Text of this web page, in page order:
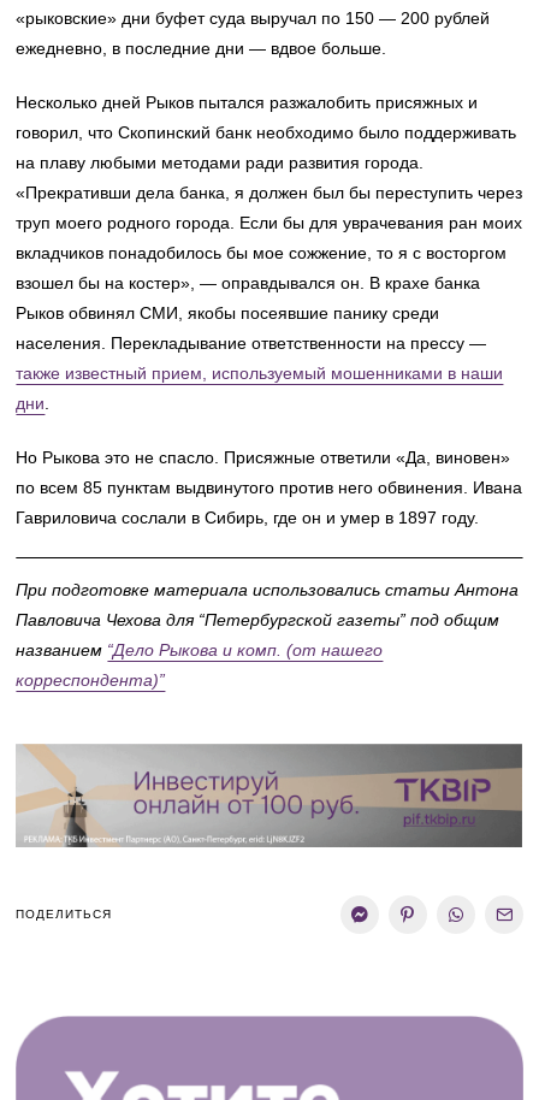
«рыковские» дни буфет суда выручал по 150 — 200 рублей
ежедневно, в последние дни — вдвое больше.
Несколько дней Рыков пытался разжалобить присяжных и
говорил, что Скопинский банк необходимо было поддерживать
на плаву любыми методами ради развития города.
«Прекративши дела банка, я должен был бы переступить через
труп моего родного города. Если бы для уврачевания ран моих
вкладчиков понадобилось бы мое сожжение, то я с восторгом
взошел бы на костер», — оправдывался он. В крахе банка
Рыков обвинял СМИ, якобы посеявшие панику среди
населения. Перекладывание ответственности на прессу —
также известный прием, используемый мошенниками в наши
дни
Но Рыкова это не спасло. Присяжные ответили «Да, виновен»
по всем 85 пунктам выдвинутого против него обвинения. Ивана
Гавриловича сослали в Сибирь, где он и умер в 1897 году.
При подготовке материала использовались статьи Антона
Павловича Чехова для “Петербургской газеты” под общим
названием “Дело Рыкова и комп. (от нашего
корреспондента)”
ПОДЕЛИТЬСЯ